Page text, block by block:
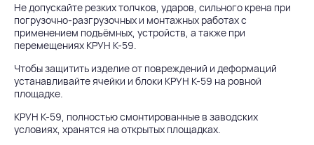
Не допускайте резких толчков, ударов, сильного крена при
погрузочно-разгрузочных и монтажных работах с
применением подъёмных, устройств, а также при
перемещениях КРУН К-59.
Чтобы защитить изделие от повреждений и деформаций
устанавливайте ячейки и блоки КРУН К-59 на ровной
площадке.
КРУН К-59, полностью смонтированные в заводских
условиях, хранятся на открытых площадках.